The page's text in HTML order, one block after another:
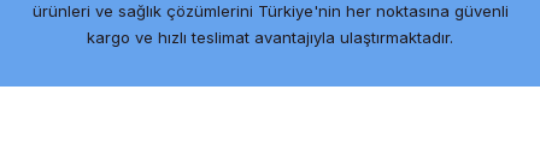
ürünleri ve sağlık çözümlerini Türkiye'nin her noktasına güvenli
kargo ve hızlı teslimat avantajıyla ulaştırmaktadır.